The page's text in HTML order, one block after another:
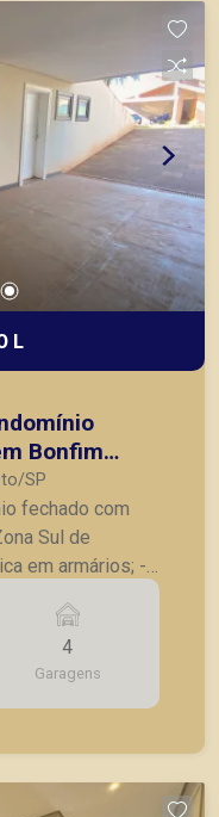
em locação,
ou mesmo
de Ribeirão
L
Bonfim
SP
fechado com
Sul de
tv; - Cozinha; -
social; -
- 4 Vagas de
em
4
Garagens